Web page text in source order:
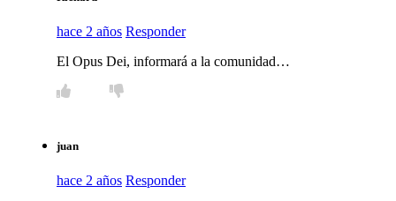
hace 2 años Responder
El Opus Dei, informará a la comunidad…
juan
hace 2 años Responder